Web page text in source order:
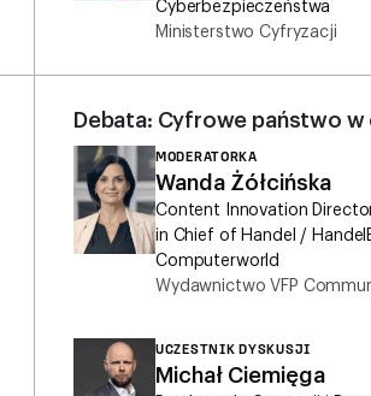
Cyberbezpieczeństwa
Ministerstwo Cyfryzacji
Debata: Cyfrowe państwo
MODERATORKA
Wanda Żółcińska
Content Innovation
in Chief of Handel /
Computerworld
Wydawnictwo VFP
UCZESTNIK DYSKUSJI
Michał Ciemięga